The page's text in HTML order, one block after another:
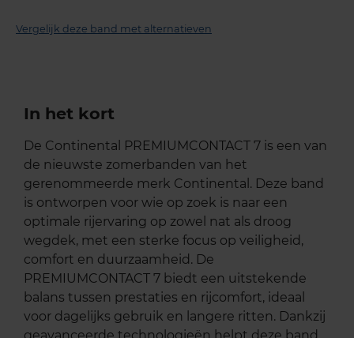
Vergelijk deze band met alternatieven
In het kort
De Continental PREMIUMCONTACT 7 is een van
de nieuwste zomerbanden van het
gerenommeerde merk Continental. Deze band
is ontworpen voor wie op zoek is naar een
optimale rijervaring op zowel nat als droog
wegdek, met een sterke focus op veiligheid,
comfort en duurzaamheid. De
PREMIUMCONTACT 7 biedt een uitstekende
balans tussen prestaties en rijcomfort, ideaal
voor dagelijks gebruik en langere ritten. Dankzij